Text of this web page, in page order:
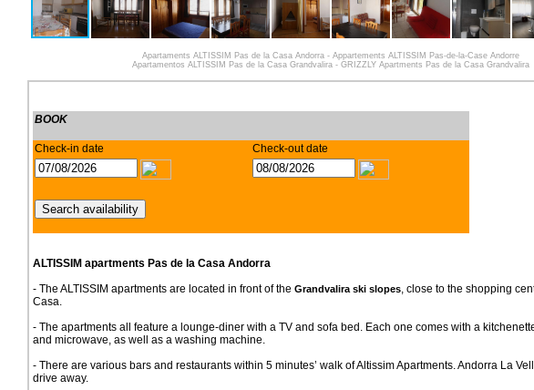
Apartaments ALTISSIM Pas de la Casa Andorra - Appartements ALTISSIM Pas-de-la-Case Andorre
Apartamentos ALTISSIM Pas de la Casa Grandvalira - GRIZZLY Apartments Pas de la Casa Grandvalira
BOOK
Check-in date Check-out date
ALTISSIM apartments Pas de la Casa Andorra
- The ALTISSIM apartments are located in front of the Grandvalira ski slopes, close to the shopping
Casa.
- The apartments all feature a lounge-diner with a TV and sofa bed. Each one comes with a
and microwave, as well as a washing machine.
- There are various bars and restaurants within 5 minutes’ walk of Altissim Apartments. Andorra La
drive away.